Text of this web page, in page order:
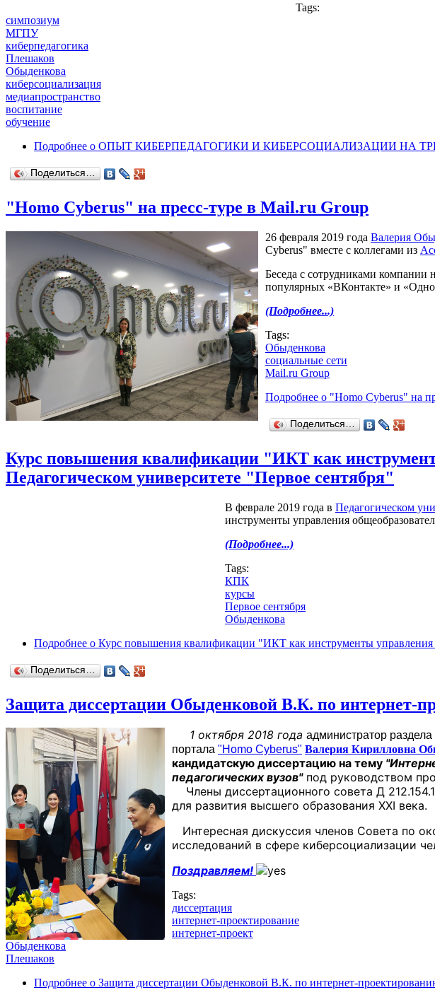
Tags:
симпозиум
МГПУ
киберпедагогика
Плешаков
Обыденкова
киберсоциализация
медиапространство
воспитание
обучение
Подробнее о ОПЫТ КИБЕРПЕДАГОГИКИ И КИБЕРСОЦИАЛИЗАЦИИ НА
Поделиться…
"Homo Cyberus" на пресс-туре в Mail.ru Group
26 февраля 2019 года Валерия
Cyberus" вместе с коллегами из
Беседа с сотрудниками компании
популярных «ВКонтакте» и
(Подробнее...)
Tags:
Обыденкова
социальные сети
Mail.ru Group
Подробнее о "Homo Cyberus" на
Поделиться…
Курс повышения квалификации "ИКТ как
Педагогическом университете "Первое сентября"
В феврале 2019 года в Педагогическом
инструменты управления
(Подробнее...)
Tags:
КПК
курсы
Первое сентября
Обыденкова
Подробнее о Курс повышения квалификации "ИКТ как инструменты управления
Поделиться…
Защита диссертации Обыденковой В.К. по интернет-
1 октября 2018 года администратор раздела
портала "Homo Cyberus" Валерия Кирилловна
кандидатскую диссертацию на тему
педагогических вузов"под руководством
Члены диссертационного совета Д
для развития высшего образования XXI века.
Интересная дискуссия членов Совета по
исследований в сфере киберсоциализации
Поздравляем!
Tags:
диссертация
интернет-проектирование
интернет-проект
Обыденкова
Плешаков
Подробнее о Защита диссертации Обыденковой В.К. по интернет-